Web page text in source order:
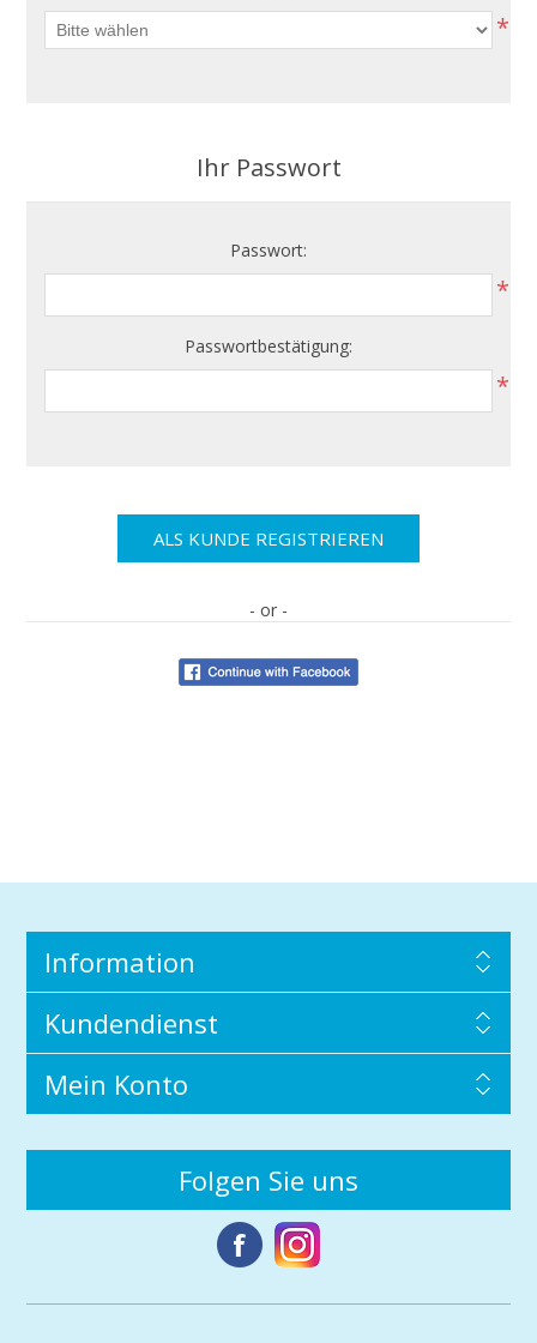
*
Ihr Passwort
Passwort:
*
Passwortbestätigung:
*
- or -
Information
Kundendienst
Mein Konto
Folgen Sie uns